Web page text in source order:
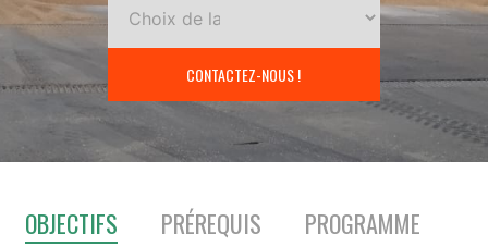
CONTACTEZ-NOUS !
OBJECTIFS PRÉREQUIS PROGRAMME